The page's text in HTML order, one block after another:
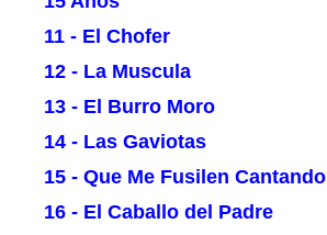
11 - El Chofer
12 - La Muscula
13 - El Burro Moro
14 - Las Gaviotas
15 - Que Me Fusilen Cantando
16 - El Caballo del Padre